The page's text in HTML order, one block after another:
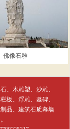
佛像石雕
、木雕塑、沙雕、
板、浮雕、墓碑、
品、建筑石质幕墙